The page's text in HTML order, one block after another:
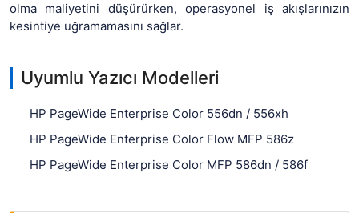
olma maliyetini düşürürken, operasyonel iş akışlarınızın
kesintiye uğramamasını sağlar.
Uyumlu Yazıcı Modelleri
HP PageWide Enterprise Color 556dn / 556xh
HP PageWide Enterprise Color Flow MFP 586z
HP PageWide Enterprise Color MFP 586dn / 586f